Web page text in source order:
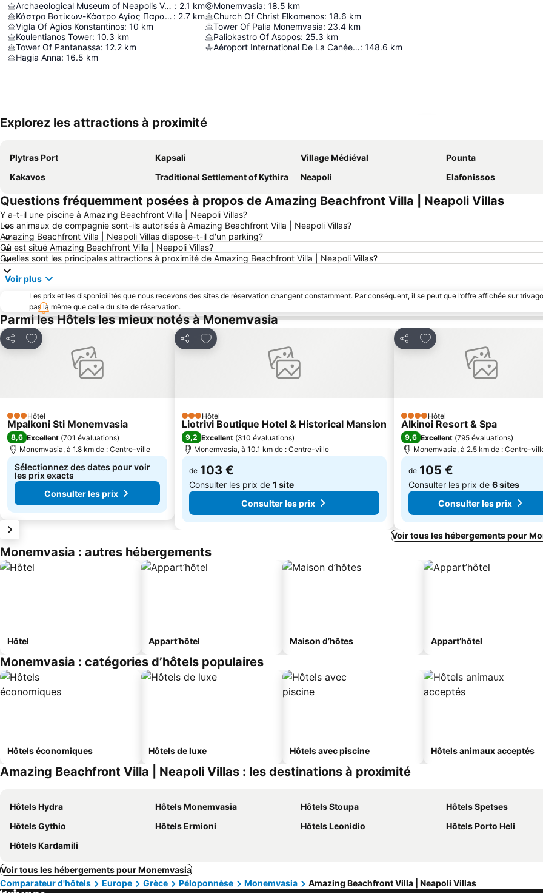
Archaeological Museum of Neapolis Voion : 2.1 km
Κάστρο Βατίκων-Κάστρο Αγίας Παρασκευής : 2.7 km
Vigla Of Agios Konstantinos: 10 km
Koulentianos Tower: 10.3 km
Tower Of Pantanassa: 12.2 km
Hagia Anna: 16.5 km
Monemvasia: 18.5 km
Church Of Christ Elkomenos: 18.6 km
Tower Of Palia Monemvasia: 23.4 km
Paliokastro Of Asopos: 25.3 km
Aéroport International De La Canée Ioánnis-Daskalogiánnis: 148.6 km
Explorez les attractions à proximité
Plytras Port Kapsali Village Médiéval
Pounta
Kakavos
Traditional Settlement of Kythira Neapoli Elafonissos
Questions fréquemment posées à propos de Amazing Beachfront Villa | Neapoli Villas
Y a-t-il une piscine à Amazing Beachfront Villa | Neapoli Villas?
Les animaux de compagnie sont-ils autorisés à Amazing Beachfront Villa | Neapoli Villas?
Amazing Beachfront Villa | Neapoli Villas dispose-t-il d'un parking?
Où est situé Amazing Beachfront Villa | Neapoli Villas?
Quelles sont les principales attractions à proximité de Amazing Beachfront Villa | Neapoli Villas?
Voir plus
Les prix et les disponibilités que nous recevons des sites de réservation changent constamment. Par conséquent, il se peut que l’offre affichée sur
pas la même que celle du site de réservation.
Parmi les Hôtels les mieux notés à Monemvasia
Partager
Ajouter à mes favoris
3 Étoiles
Hôtel
Mpalkoni Sti Monemvasia
8,6 Excellent (701 évaluations)
Monemvasia, à 1.8 km de : Centre-ville
Sélectionnez des dates pour voir
les prix exacts
Consulter les prix
Partager
Ajouter à mes favoris
3 Étoiles
Hôtel
Liotrivi Boutique Hotel & Historical Mansion
9,2 Excellent (310 évaluations)
Monemvasia, à 10.1 km de : Centre-ville
de 103 €
Consulter les prix de 1 site
Consulter les prix
Partager
Ajouter à mes favoris
4 ÉtoilesHôtel
Alkinoi Resort & Spa
9,6 Excellent (795 évaluations)
Monemvasia, à 2.5 km de : Centre-
de 105 €
Consulter les prix de 6 sites
Consulter les prix
Voir tous les hébergements pour
Monemvasia : autres hébergements
Hôtel Appart’hôtel Maison d’hôtes Appart’hôtel
Monemvasia : catégories d’hôtels populaires
Hôtels économiques Hôtels de luxe Hôtels avec piscine Hôtels animaux acceptés
Amazing Beachfront Villa | Neapoli Villas : les destinations à proximité
Hôtels Hydra Hôtels Monemvasia Hôtels Stoupa
Hôtels Spetses
Hôtels Gythio
Hôtels Ermioni Hôtels Leonidio
Hôtels Porto Heli
Hôtels Kardamili
Voir tous les hébergements pour Monemvasia
Comparateur d'hôtels
Europe Grèce Péloponnèse Monemvasia Amazing Beachfront Villa | Neapoli Villas